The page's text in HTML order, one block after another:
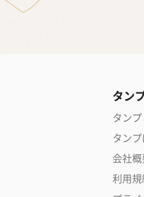
タン
タン
タン
会社
利用規